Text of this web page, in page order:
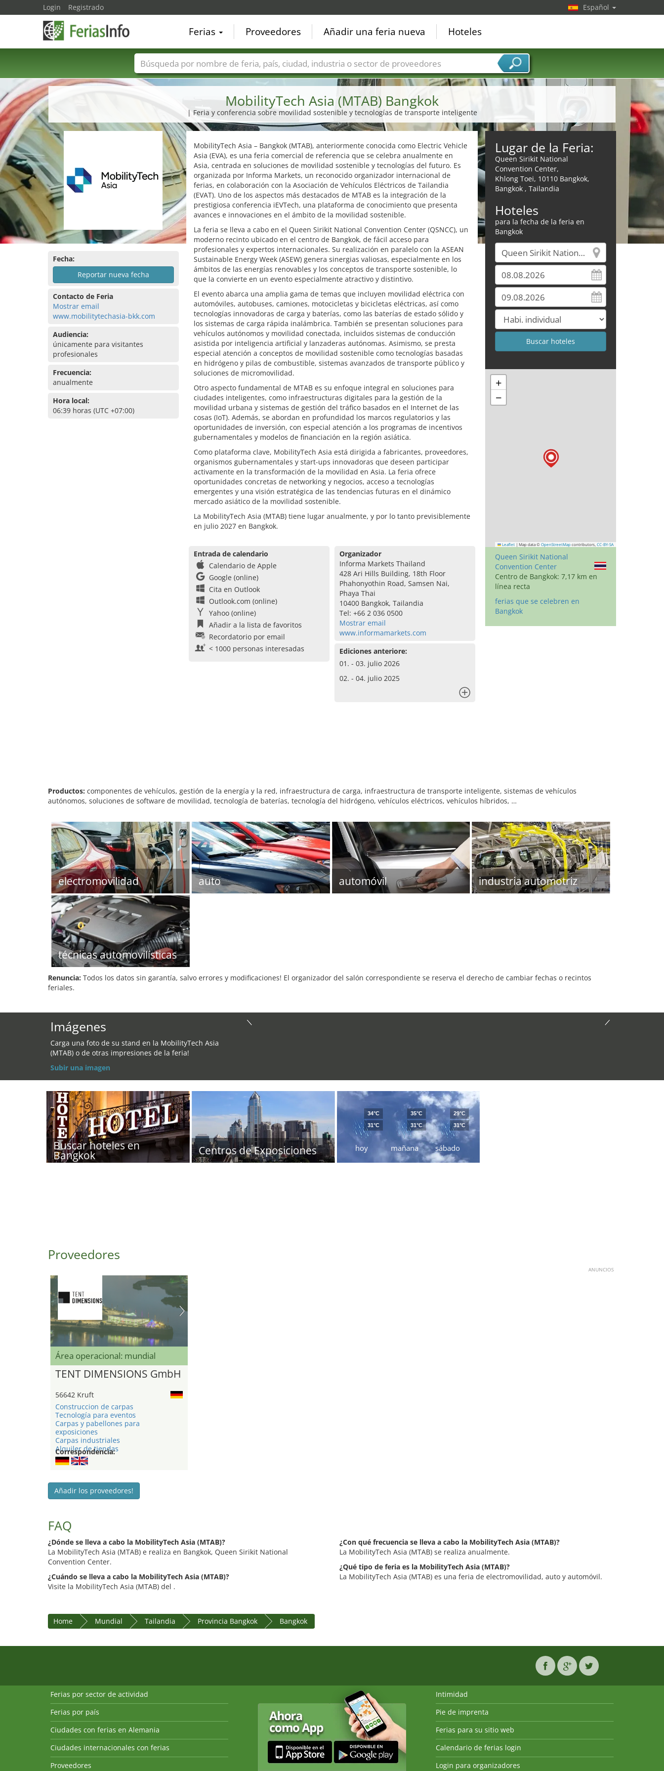
MobilityTech Asia (MTAB) Bangkok
| Feria y conferencia sobre movilidad sostenible y tecnologías de transporte inteligente
Fecha:
Reportar nueva fecha
Contacto de Feria
Mostrar email
www.mobilitytechasia-bkk.com
Audiencia:
únicamente para visitantes
profesionales
Frecuencia:
anualmente
Hora local:
06:39 horas (UTC +07:00)
MobilityTech Asia – Bangkok (MTAB), anteriormente conocida como Electric Vehicle
Asia (EVA), es una feria comercial de referencia que se celebra anualmente en
Asia, centrada en soluciones de movilidad sostenible y tecnologías del futuro. Es
organizada por Informa Markets, un reconocido organizador internacional de
ferias, en colaboración con la Asociación de Vehículos Eléctricos de Tailandia
(EVAT). Uno de los aspectos más destacados de MTAB es la integración de la
prestigiosa conferencia iEVTech, una plataforma de conocimiento que presenta
avances e innovaciones en el ámbito de la movilidad sostenible.
La feria se lleva a cabo en el Queen Sirikit National Convention Center (QSNCC), un
moderno recinto ubicado en el centro de Bangkok, de fácil acceso para
profesionales y expertos internacionales. Su realización en paralelo con la ASEAN
Sustainable Energy Week (ASEW) genera sinergias valiosas, especialmente en los
ámbitos de las energías renovables y los conceptos de transporte sostenible, lo
que la convierte en un evento especialmente atractivo y distintivo.
El evento abarca una amplia gama de temas que incluyen movilidad eléctrica con
automóviles, autobuses, camiones, motocicletas y bicicletas eléctricas, así como
tecnologías innovadoras de carga y baterías, como las baterías de estado sólido y
los sistemas de carga rápida inalámbrica. También se presentan soluciones para
vehículos autónomos y movilidad conectada, incluidos sistemas de conducción
asistida por inteligencia artificial y lanzaderas autónomas. Asimismo, se presta
especial atención a conceptos de movilidad sostenible como tecnologías basadas
en hidrógeno y pilas de combustible, sistemas avanzados de transporte público y
soluciones de micromovilidad.
Otro aspecto fundamental de MTAB es su enfoque integral en soluciones para
ciudades inteligentes, como infraestructuras digitales para la gestión de la
movilidad urbana y sistemas de gestión del tráfico basados en el Internet de las
cosas (IoT). Además, se abordan en profundidad los marcos regulatorios y las
oportunidades de inversión, con especial atención a los programas de incentivos
gubernamentales y modelos de financiación en la región asiática.
Como plataforma clave, MobilityTech Asia está dirigida a fabricantes, proveedores,
organismos gubernamentales y start-ups innovadoras que deseen participar
activamente en la transformación de la movilidad en Asia. La feria ofrece
oportunidades concretas de networking y negocios, acceso a tecnologías
emergentes y una visión estratégica de las tendencias futuras en el dinámico
mercado asiático de la movilidad sostenible.
La MobilityTech Asia (MTAB) tiene lugar anualmente, y por lo tanto previsiblemente
en julio 2027 en Bangkok.
Entrada de calendario
Calendario de Apple
Google (online)
Cita en Outlook
Outlook.com (online)
Yahoo (online)
Añadir a la lista de favoritos
Recordatorio por email
< 1000 personas interesadas
Organizador
Informa Markets Thailand
428 Ari Hills Building, 18th Floor
Phahonyothin Road, Samsen Nai,
Phaya Thai
10400 Bangkok, Tailandia
Tel: +66 2 036 0500
Mostrar email
www.informamarkets.com
Ediciones anteriore:
01. - 03. julio 2026
02. - 04. julio 2025
Lugar de la Feria:
Queen Sirikit National
Convention Center,
Khlong Toei, 10110 Bangkok,
Bangkok , Tailandia
Hoteles
para la fecha de la feria en
Bangkok
+
−
Leaflet | Map data © OpenStreetMap contributors, CC-BY-SA
Queen Sirikit National
Convention Center
Centro de Bangkok: 7,17 km en
línea recta
ferias que se celebren en
Bangkok
Productos: componentes de vehículos, gestión de la energía y la red, infraestructura de carga, infraestructura de transporte inteligente, sistemas de vehículos
autónomos, soluciones de software de movilidad, tecnología de baterías, tecnología del hidrógeno, vehículos eléctricos, vehículos híbridos, …
electromovilidad auto automóvil industria automotriz
técnicas automovilísticas
Renuncia: Todos los datos sin garantía, salvo errores y modificaciones! El organizador del salón correspondiente se reserva el derecho de cambiar fechas o recintos
feriales.
Imágenes
Carga una foto de su stand en la MobilityTech Asia
(MTAB) o de otras impresiones de la feria!
Subir una imagen
Buscar hoteles en
Bangkok Centros de Exposiciones hoy
34°C
31°C
mañana
35°C
31°C
sábado
29°C
31°C
Proveedores
ANUNCIOS
Área operacional: mundial
TENT DIMENSIONS GmbH
56642 Kruft
Construccion de carpas
Tecnología para eventos
Carpas y pabellones para
exposiciones
Carpas industriales
Alquiler de tiendas
Correspondencia:
Añadir los proveedores!
FAQ
¿Dónde se lleva a cabo la MobilityTech Asia (MTAB)?
La MobilityTech Asia (MTAB) e realiza en Bangkok, Queen Sirikit National
Convention Center.
¿Cuándo se lleva a cabo la MobilityTech Asia (MTAB)?
Visite la MobilityTech Asia (MTAB) del .
¿Con qué frecuencia se lleva a cabo la MobilityTech Asia (MTAB)?
La MobilityTech Asia (MTAB) se realiza anualmente.
¿Qué tipo de feria es la MobilityTech Asia (MTAB)?
La MobilityTech Asia (MTAB) es una feria de electromovilidad, auto y automóvil.
Home Mundial Tailandia Provincia Bangkok Bangkok
Login Registrado Español
Ferias Proveedores Añadir una feria nueva Hoteles
Nombres de ferias Países Ciudades Sectores de ferias Sectores de proveedor de servicios
Ferias por sector de actividad
Ferias por país
Ciudades con ferias en Alemania
Ciudades internacionales con ferias
Proveedores
Intimidad
Pie de imprenta
Ferias para su sitio web
Calendario de ferias login
Login para organizadores